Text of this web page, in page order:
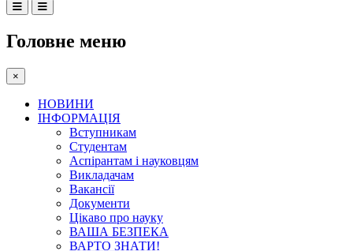
Головне меню
×
НОВИНИ
ІНФОРМАЦІЯ
Вступникам
Студентам
Аспірантам і науковцям
Викладачам
Вакансії
Документи
Цікаво про науку
ВАША БЕЗПЕКА
ВАРТО ЗНАТИ!